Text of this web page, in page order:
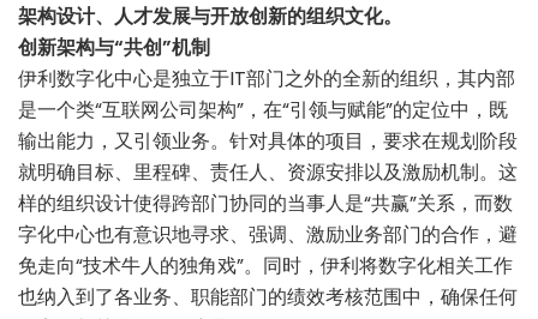
架构设计、人才发展与开放创新的组织文化。
创新架构与“共创”机制
伊利数字化中心是独立于IT部门之外的全新的组织，其内部
是一个类“互联网公司架构”，在“引领与赋能”的定位中，既
输出能力，又引领业务。针对具体的项目，要求在规划阶段
就明确目标、里程碑、责任人、资源安排以及激励机制。这
样的组织设计使得跨部门协同的当事人是“共赢”关系，而数
字化中心也有意识地寻求、强调、激励业务部门的合作，避
免走向“技术牛人的独角戏”。同时，伊利将数字化相关工作
也纳入到了各业务、职能部门的绩效考核范围中，确保任何